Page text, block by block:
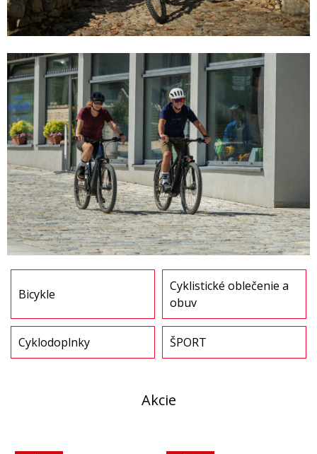
Bicykle
Cyklistické oblečenie a
obuv
Cyklodoplnky ŠPORT
Akcie